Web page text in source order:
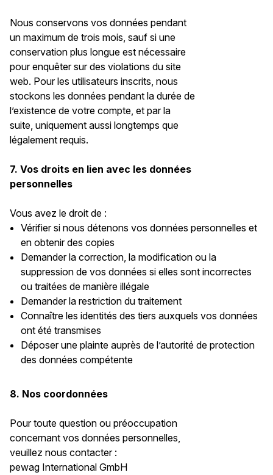
Nous conservons vos données pendant
un maximum de trois mois, sauf si une
conservation plus longue est nécessaire
pour enquêter sur des violations du site
web. Pour les utilisateurs inscrits, nous
stockons les données pendant la durée de
l’existence de votre compte, et par la
suite, uniquement aussi longtemps que
légalement requis.
7. Vos droits en lien avec les données
personnelles
Vous avez le droit de :
Vérifier si nous détenons vos données personnelles et
en obtenir des copies
Demander la correction, la modification ou la
suppression de vos données si elles sont incorrectes
ou traitées de manière illégale
Demander la restriction du traitement
Connaître les identités des tiers auxquels vos données
ont été transmises
Déposer une plainte auprès de l’autorité de protection
des données compétente
8. Nos coordonnées
Pour toute question ou préoccupation
concernant vos données personnelles,
veuillez nous contacter :
pewag International GmbH